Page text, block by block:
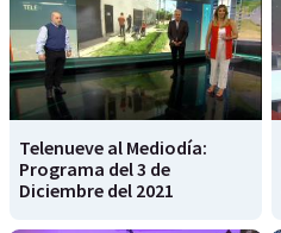
Telenueve al Mediodía:
Programa del 3 de
Diciembre del 2021